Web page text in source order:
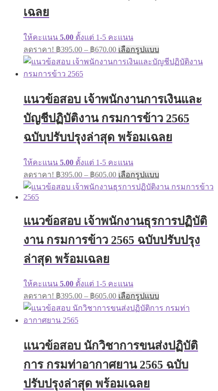
เฉลย
ให้คะแนน 5.00 ตั้งแต่ 1-5 คะแนน
ลดราคา! ฿395.00 – ฿670.00Price
range:
฿395.00
เลือกรูปแบบ
product
has
options
be
chosen
on
the
แนวข้อสอบ เจ้าพนักงานการเงินและ
บัญชีปฏิบัติงาน กรมการข้าว 2565
ฉบับปรับปรุงล่าสุด พร้อมเฉลย
ให้คะแนน 5.00 ตั้งแต่ 1-5 คะแนน
ลดราคา! ฿395.00 – ฿605.00Price
range:
฿395.00
เลือกรูปแบบ
product
has
The
options
may
be
แนวข้อสอบ เจ้าพนักงานธุรการปฏิบัติ
งาน กรมการข้าว 2565 ฉบับปรับปรุง
ล่าสุด พร้อมเฉลย
ให้คะแนน 5.00 ตั้งแต่ 1-5 คะแนน
ลดราคา! ฿395.00 – ฿605.00Price
range:
฿395.00
เลือกรูปแบบ
product
has
options
be
chosen
แนวข้อสอบ นักวิชาการขนส่งปฏิบัติ
การ กรมท่าอากาศยาน 2565 ฉบับ
ปรับปรุงล่าสุด พร้อมเฉลย